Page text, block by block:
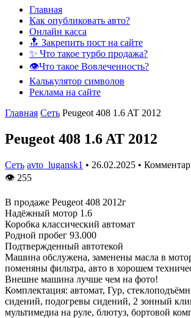
Главная
Как опубликовать авто?
Онлайн касса
🔝 Закрепить пост на сайте
✨ Что такое турбо продажа?
👁️Что такое Вовлеченность?
Калькулятор символов
Реклама на сайте
Главная Сеть Peugeot 408 1.6 AT 2012
Peugeot 408 1.6 AT 2012
Сеть avto_lugansk1 • 26.02.2025 •
👁 255
В продаже Peugeot 408 2012г
Надёжный мотор 1.6
Коробка классический автомат
Родной пробег 93.000
Подтвержденный автотекой
Машина обслужена, заменены масла в
поменяны фильтра, авто в хорошем
Внешне машина лучше чем на фото!
Комплектация: автомат, Гур,
сидений, подогревы сидений, 2 зонный
мультимедиа на руле, блютуз, бортовой